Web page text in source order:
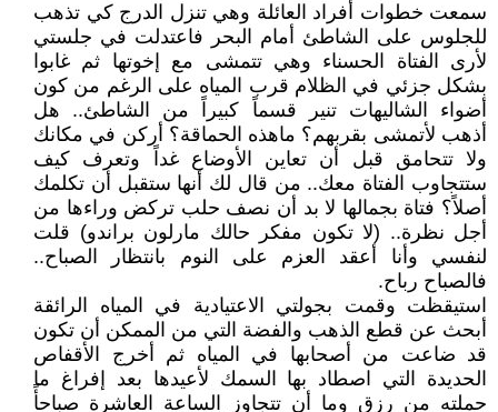
سمعت خطوات أفراد العائلة وهي تنزل الدرج كي تذهب
للجلوس على الشاطئ أمام البحر فاعتدلت في جلستي
لأرى الفتاة الحسناء وهي تتمشى مع إخوتها ثم غابوا
بشكل جزئي في الظلام قرب المياه على الرغم من كون
أضواء الشاليهات تنير قسماً كبيراً من الشاطئ.. هل
أذهب لأتمشى بقربهم؟ ماهذه الحماقة؟ أركن في مكانك
ولا تتحامق قبل أن تعاين الأوضاع غداً وتعرف كيف
ستتجاوب الفتاة معك.. من قال لك أنها ستقبل أن تكلمك
أصلاً؟ فتاة بجمالها لا بد أن نصف حلب تركض وراءها من
أجل نظرة.. (لا تكون مفكر حالك مارلون براندو) قلت
لنفسي وأنا أعقد العزم على النوم بانتظار الصباح..
فالصباح رباح.
استيقظت وقمت بجولتي الاعتيادية في المياه الرائقة
أبحث عن قطع الذهب والفضة التي من الممكن أن تكون
قد ضاعت من أصحابها في المياه ثم أخرج الأقفاص
الحديدة التي اصطاد بها السمك لأعيدها بعد إفراغ ما
حملته من رزق وما أن تتجاوز الساعة العاشرة صباحأً